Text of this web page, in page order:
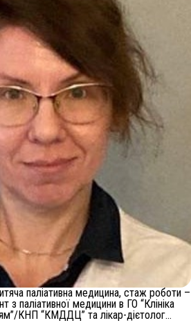
паліативна медицина, стаж роботи –
з паліативної медицини в ГО “Клініка
КНП “КМДДЦ” та лікар-дієтолог…